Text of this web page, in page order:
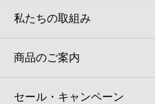
私たちの取組み
商品のご案内
セール・キャンペーン